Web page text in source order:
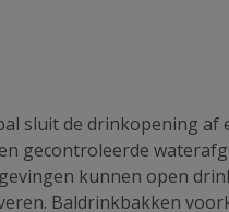
sluit de drinkopening
gecontroleerde
kunnen open
Baldrinkbakken